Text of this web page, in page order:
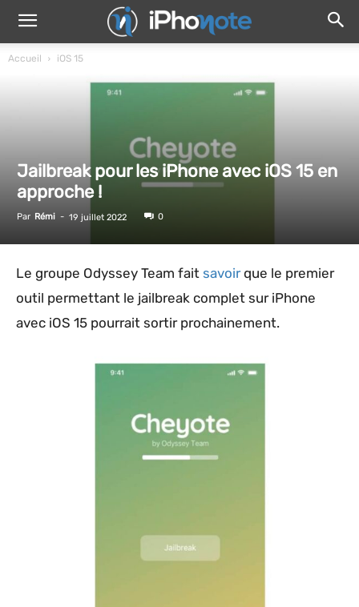
Accueil iOS 15
Jailbreak pour les iPhone avec iOS 15 en
approche !
Par Rémi - 19 juillet 2022 0
Le groupe Odyssey Team fait savoirque le premier
outil permettant le jailbreak complet sur iPhone
avec iOS 15 pourrait sortir prochainement.